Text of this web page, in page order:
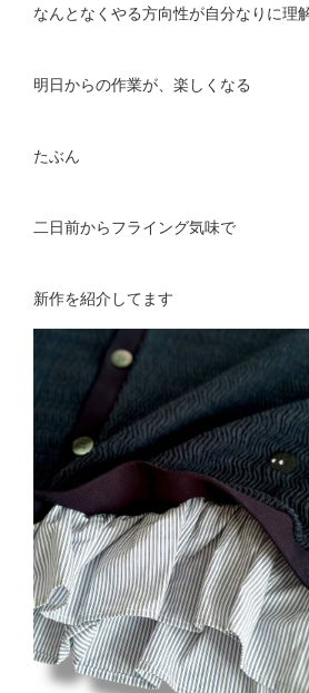
なんとなくやる方向性が自分なりに理
明日からの作業が、楽しくなる
たぶん
二日前からフライング気味で
新作を紹介してます